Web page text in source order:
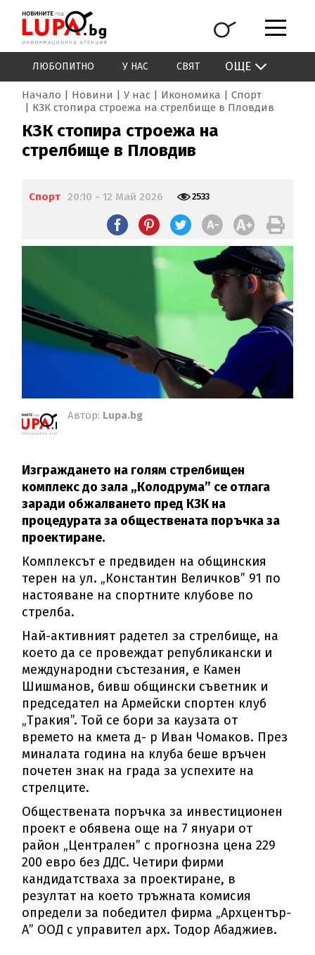
ЛЮБОПИТНО У НАС СВЯТ ОЩЕ
Начало Новини У нас Икономика
Спорт
КЗК стопира строежа на стрелбище в Пловдив
КЗК стопира строежа на
стрелбище в Пловдив
Спорт 20:10 - 12 Май 2026 2533
Автор: Lupa.bg
Изграждането на голям стрелбищен
комплекс до зала „Колодрума” се отлага
заради обжалването пред КЗК на
процедурата за обществената поръчка за
проектиране.
Комплексът е предвиден на общинския
терен на ул. „Константин Величков” 91 по
настояване на спортните клубове по
стрелба.
Най-активният радетел за стрелбище, на
което да се провеждат републикански и
международни състезания, е Камен
Шишманов, бивш общински съветник и
председател на Армейски спортен клуб
„Тракия”. Той се бори за каузата от
времето на кмета д- р Иван Чомаков. През
миналата година на клуба беше връчен
почетен знак на града за успехите на
стрелците.
Обществената поръчка за инвестиционен
проект е обявена още на 7 януари от
район „Централен” с прогнозна цена 229
200 евро без ДДС. Четири фирми
кандидатстваха за проектиране, в
резултат на което тръжната комисия
определи за победител фирма „Архцентър-
А” ООД с управител арх. Тодор Абаджиев.